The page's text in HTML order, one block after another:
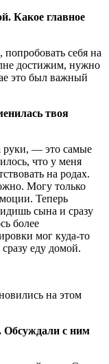
Какое главное
себя на
достижим, нужно
это был важный
твоя
руки, — это самые
что у меня
на родах.
Могу только
Теперь
сына и сразу
более
мог куда-то
сразу еду домой.
на этом
с ним